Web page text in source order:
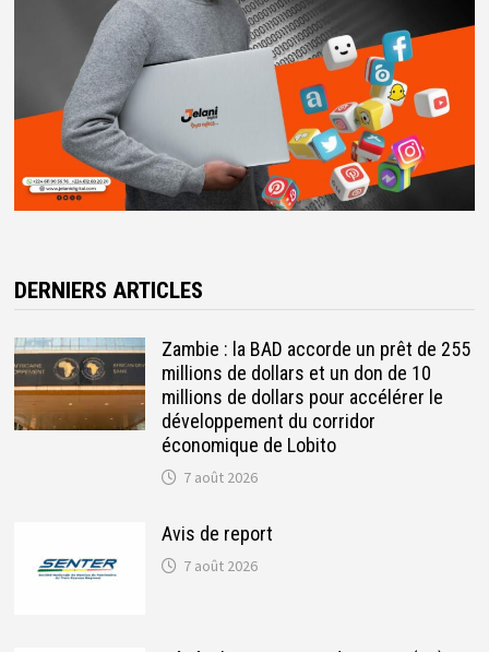
DERNIERS ARTICLES
Zambie : la BAD accorde un prêt de 255
millions de dollars et un don de 10
millions de dollars pour accélérer le
développement du corridor
économique de Lobito
7 août 2026
Avis de report
7 août 2026